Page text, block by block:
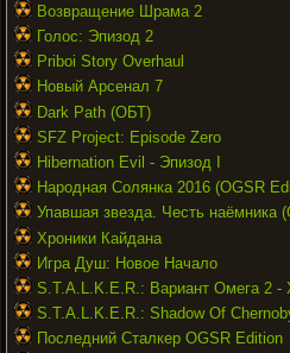
Возвращение Шрама 2
Голос: Эпизод 2
Priboi Story Overhaul
Новый Арсенал 7
Dark Path (ОБТ)
SFZ Project: Episode Zero
Hibernation Evil - Эпизод I
Народная Солянка 2016 (OGSR
Упавшая звезда. Честь наёмника
Хроники Кайдана
Игра Душ: Новое Начало
S.T.A.L.K.E.R.: Вариант Омега 2 -
S.T.A.L.K.E.R.: Shadow Of
Последний Сталкер OGSR Edition